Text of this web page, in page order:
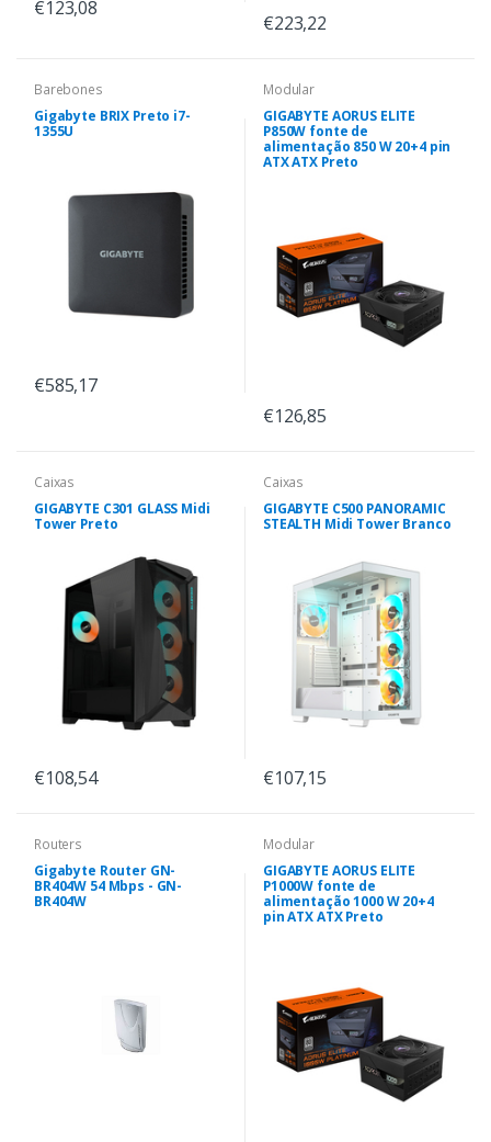
€123,08
€223,22
Barebones
Gigabyte BRIX Preto i7-
1355U
€585,17
Modular
GIGABYTE AORUS ELITE
P850W fonte de
alimentação 850 W 20+4 pin
ATX ATX Preto
€126,85
Caixas
GIGABYTE C301 GLASS Midi
Tower Preto
€108,54
Caixas
GIGABYTE C500 PANORAMIC
STEALTH Midi Tower Branco
€107,15
Routers
Gigabyte Router GN-
BR404W 54 Mbps - GN-
BR404W
Modular
GIGABYTE AORUS ELITE
P1000W fonte de
alimentação 1000 W 20+4
pin ATX ATX Preto